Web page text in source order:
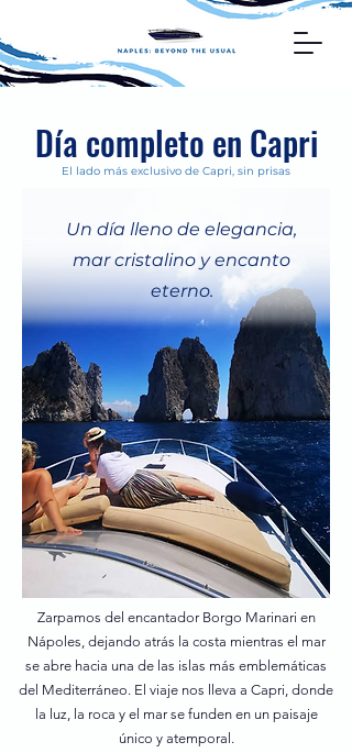
Día completo en Capri
El lado más exclusivo de Capri, sin prisas
Un día lleno de elegancia,
mar cristalino y encanto
eterno.
Zarpamos del encantador Borgo Marinari en
Nápoles, dejando atrás la costa mientras el mar
se abre hacia una de las islas más emblemáticas
del Mediterráneo. El viaje nos lleva a Capri, donde
la luz, la roca y el mar se funden en un paisaje
único y atemporal.